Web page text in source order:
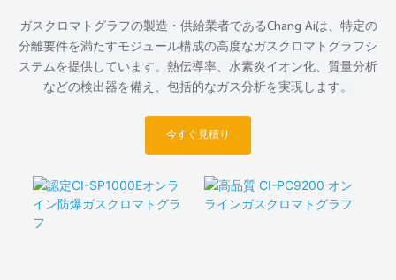
ガスクロマトグラフの製造・供給業者であるChang Aiは、特定の
分離要件を満たすモジュール構成の高度なガスクロマトグラフシ
ステムを提供しています。熱伝導率、水素炎イオン化、質量分析
などの検出器を備え、包括的なガス分析を実現します。
今すぐ見積り